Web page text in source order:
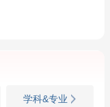
学科&专业